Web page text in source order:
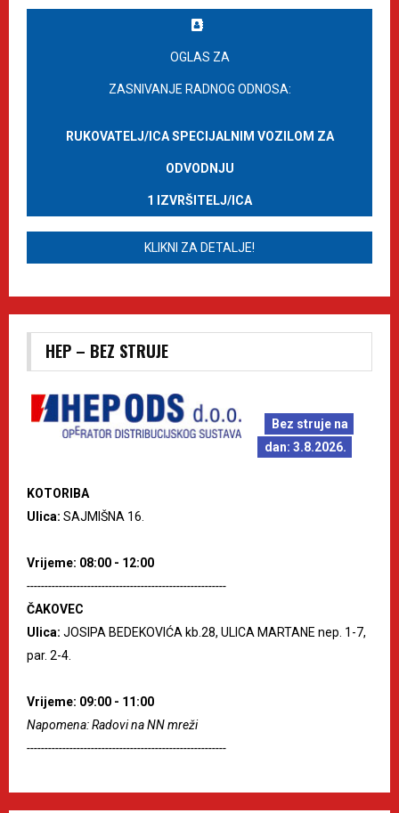
OGLAS ZA
ZASNIVANJE RADNOG ODNOSA:
RUKOVATELJ/ICA SPECIJALNIM VOZILOM ZA
ODVODNJU
1 IZVRŠITELJ/ICA
KLIKNI ZA DETALJE!
HEP – BEZ STRUJE
Bez struje na
dan: 3.8.2026.
KOTORIBA
Ulica: SAJMIŠNA 16.
Vrijeme: 08:00 - 12:00
--------------------------------------------------------
ČAKOVEC
Ulica: JOSIPA BEDEKOVIĆA kb.28, ULICA MARTANE nep. 1-7,
par. 2-4.
Vrijeme: 09:00 - 11:00
Napomena: Radovi na NN mreži
--------------------------------------------------------